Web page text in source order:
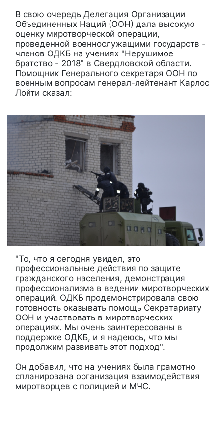
В свою очередь Делегация Организации
Объединенных Наций (ООН) дала высокую
оценку миротворческой операции,
проведенной военнослужащими государств -
членов ОДКБ на учениях "Нерушимое
братство - 2018" в Свердловской области.
Помощник Генерального секретаря ООН по
военным вопросам генерал-лейтенант Карлос
Лойти сказал:
"То, что я сегодня увидел, это
профессиональные действия по защите
гражданского населения, демонстрация
профессионализма в ведении миротворческих
операций. ОДКБ продемонстрировала свою
готовность оказывать помощь Секретариату
ООН и участвовать в миротворческих
операциях. Мы очень заинтересованы в
поддержке ОДКБ, и я надеюсь, что мы
продолжим развивать этот подход".
Он добавил, что на учениях была грамотно
спланирована организация взаимодействия
миротворцев с полицией и МЧС.